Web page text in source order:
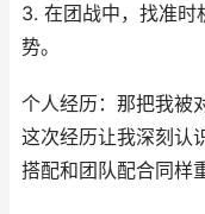
3. 在团战中，找准时
势。
个人经历：那把我被
这次经历让我深刻认
搭配和团队配合同样